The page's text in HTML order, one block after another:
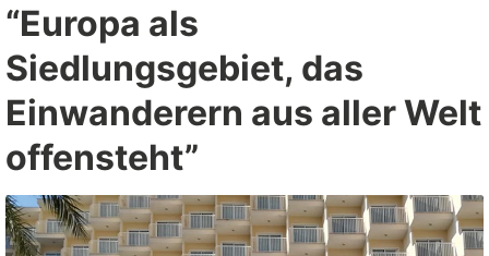
“Europa als
Siedlungsgebiet, das
Einwanderern aus aller Welt
offensteht”